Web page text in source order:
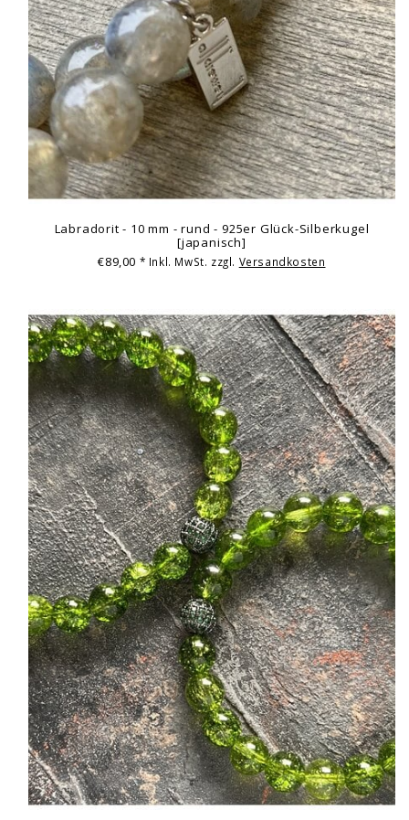
Labradorit - 10 mm - rund - 925er Glück-Silberkugel
[japanisch]
€89,00 * Inkl. MwSt. zzgl. Versandkosten